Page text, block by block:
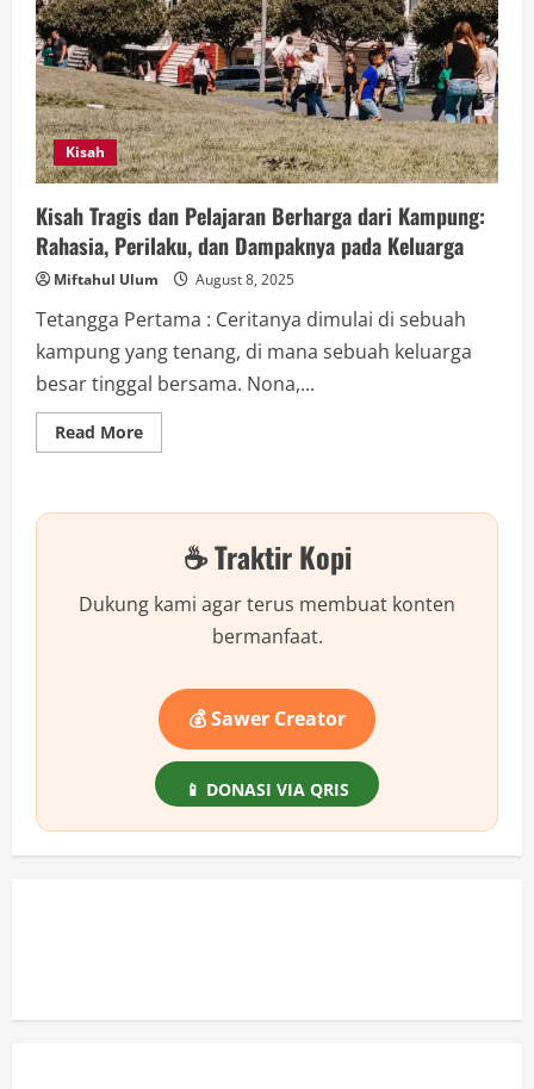
Kisah
Kisah Tragis dan Pelajaran Berharga dari Kampung:
Rahasia, Perilaku, dan Dampaknya pada Keluarga
Miftahul Ulum August 8, 2025
Tetangga Pertama : Ceritanya dimulai di sebuah
kampung yang tenang, di mana sebuah keluarga
besar tinggal bersama. Nona,...
Read MoreRead
more
dan
Berharga
Rahasia,
Perilaku,
Dampaknya
☕ Traktir Kopi
Dukung kami agar terus membuat konten
bermanfaat.
💰 Sawer Creator
📱 DONASI VIA QRIS